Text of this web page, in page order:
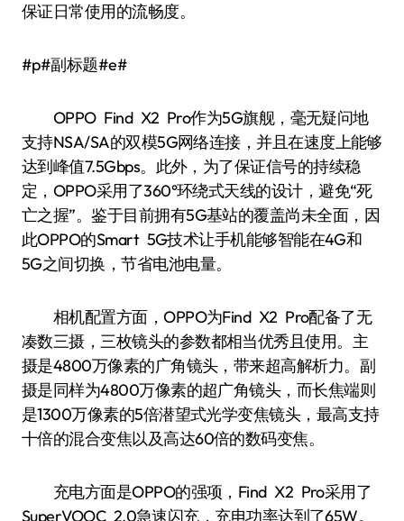
保证日常使用的流畅度。
#p#副标题#e#
OPPO Find X2 Pro作为5G旗舰，毫无疑问地
支持NSA/SA的双模5G网络连接，并且在速度上能够
达到峰值7.5Gbps。此外，为了保证信号的持续稳
定，OPPO采用了360°环绕式天线的设计，避免“死
亡之握”。鉴于目前拥有5G基站的覆盖尚未全面，因
此OPPO的Smart 5G技术让手机能够智能在4G和
5G之间切换，节省电池电量。
相机配置方面，OPPO为Find X2 Pro配备了无
凑数三摄，三枚镜头的参数都相当优秀且使用。主
摄是4800万像素的广角镜头，带来超高解析力。副
摄是同样为4800万像素的超广角镜头，而长焦端则
是1300万像素的5倍潜望式光学变焦镜头，最高支持
十倍的混合变焦以及高达60倍的数码变焦。
充电方面是OPPO的强项，Find X2 Pro采用了
SuperVOOC 2.0急速闪充，充电功率达到了65W。